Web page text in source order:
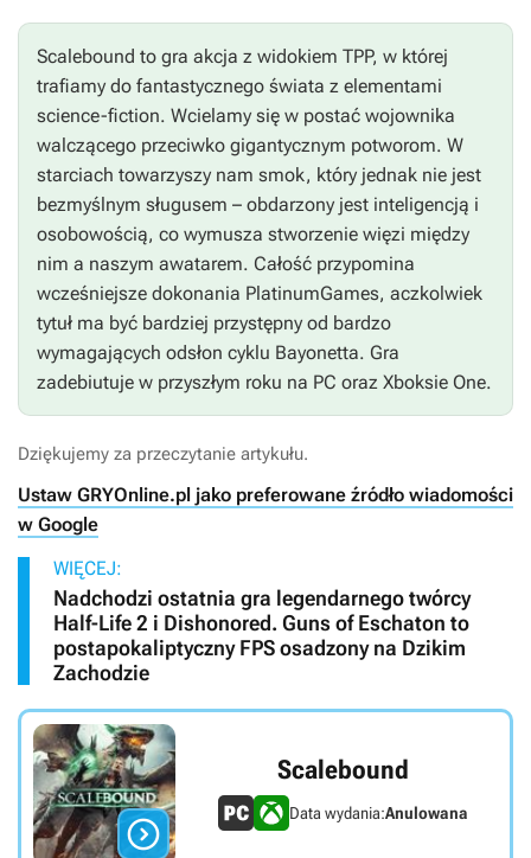
Scalebound to gra akcja z widokiem TPP, w której
trafiamy do fantastycznego świata z elementami
science-fiction. Wcielamy się w postać wojownika
walczącego przeciwko gigantycznym potworom. W
starciach towarzyszy nam smok, który jednak nie jest
bezmyślnym sługusem – obdarzony jest inteligencją i
osobowością, co wymusza stworzenie więzi między
nim a naszym awatarem. Całość przypomina
wcześniejsze dokonania PlatinumGames, aczkolwiek
tytuł ma być bardziej przystępny od bardzo
wymagających odsłon cyklu Bayonetta. Gra
zadebiutuje w przyszłym roku na PC oraz Xboksie One.
Dziękujemy za przeczytanie artykułu.
Ustaw GRYOnline.pl jako preferowane źródło wiadomości
w Google
WIĘCEJ:
Nadchodzi ostatnia gra legendarnego twórcy
Half-Life 2 i Dishonored. Guns of Eschaton to
postapokaliptyczny FPS osadzony na Dzikim
Zachodzie

Scalebound
Data wydania:Anulowana